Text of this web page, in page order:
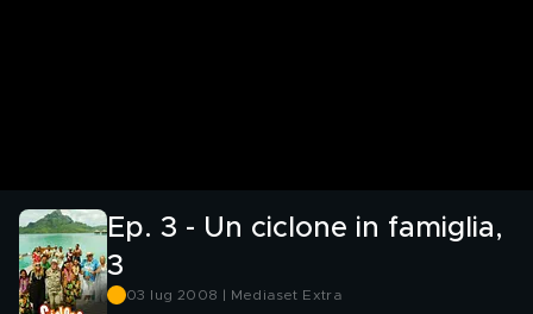
Ep. 3 - Un ciclone in famiglia,
3
03 lug 2008 | Mediaset Extra